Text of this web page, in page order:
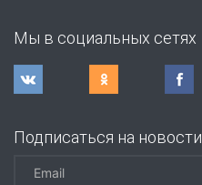
Мы в социальных сетях
Подписаться на новости